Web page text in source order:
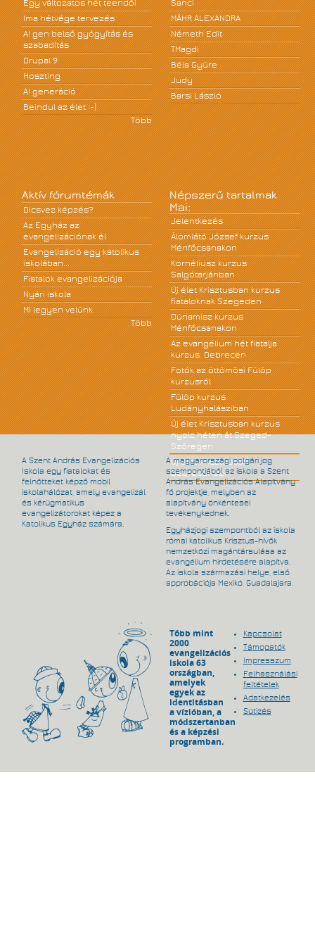
Egy változatos hét teendői
Ima hétvége tervezés
A! gen belső gyógyítás és
szabadítás
Drupal 9
Hoszting
A! generáció
Beindul az élet :-)
Több
Sanci
MÁHR ALEXANDRA
Németh Edit
TMagdi
Béla Gyüre
Judy
Barsi László
Aktív fórumtémák
Dicsvez képzés?
Az Egyház az
evangelizációnak él
Evangelizáció egy katolikus
iskolában...
Fiatalok evangelizációja
Nyári iskola
Mi legyen velünk
Több
Népszerű tartalmak
Mai:
Jelentkezés
Álomlátó József kurzus
Ménfőcsanakon
Kornéliusz kurzus
Salgótarjánban
Új élet Krisztusban kurzus
fiataloknak Szegeden
Dünamisz kurzus
Ménfőcsanakon
Az evangélium hét fiatalja
kurzus, Debrecen
Fotók az öttömösi Fülöp
kurzusról
Fülöp kurzus
Ludányhalásziban
Új élet Krisztusban kurzus
nyolc héten át Szeged-
Szőregen
Új élet Krisztusban
Debrecenben
A Szent András Evangelizációs
Iskola egy fiatalokat és
felnőtteket képző mobil
iskolahálózat, amely evangelizál
és kérügmatikus
evangelizátorokat képez a
Katolikus Egyház számára.
A magyarországi polgári jog
szempontjából az iskola a Szent
András Evangelizációs Alapítvány
fő projektje, melyben az
alapítvány önkéntesei
tevékenykednek.
Egyházjogi szempontból az iskola
római katolikus Krisztus-hívők
nemzetközi magántársulása az
evangélium hirdetésére alapítva.
Az iskola származási helye, első
approbációja Mexikó, Guadalajara.
Több mint
2000
evangelizációs
iskola 63
országban,
amelyek
egyek az
identitásban
a vízióban, a
módszertanban
és a képzési
programban.
Kapcsolat
Támogatók
Impresszum
Felhasználási
feltételek
Adatkezelés
Sütizés